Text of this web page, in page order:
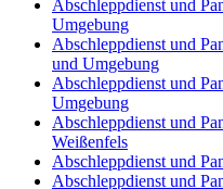
Abschleppdienst und
Umgebung
Abschleppdienst und
und Umgebung
Abschleppdienst und
Umgebung
Abschleppdienst und
Weißenfels
Abschleppdienst und
Abschleppdienst und